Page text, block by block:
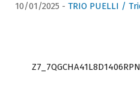
10/01/2025 - TRIO PUELLI /